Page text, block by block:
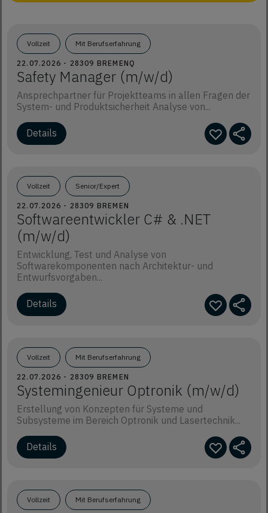
Vollzeit Mit Berufserfahrung
22.07.2026 - 28309 BREMENQ
Safety Manager (m/w/d)
Ansprechpartner für Projektteams in allen Fragen der
System- und Produktsicherheit Analyse von...
Details
Vollzeit Senior/Expert
22.07.2026 - 28309 BREMEN
Softwareentwickler C# & .NET
(m/w/d)
Entwicklung, Test und Analyse von
Softwarekomponenten nach Architektur- und
Entwurfsvorgaben...
Details
Vollzeit Mit Berufserfahrung
22.07.2026 - 28309 BREMEN
Systemingenieur Optronik (m/w/d)
Erstellung von Konzepten für Systeme und
Subsysteme im Bereich Optronik und Lasertechnik...
Details
Vollzeit Mit Berufserfahrung